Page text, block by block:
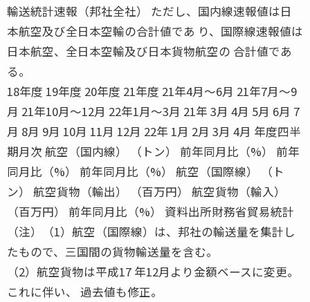
輸送統計速報（邦社全社） ただし、国内線速報値は日
本航空及び全日本空輸の合計値であ り、国際線速報値は
日本航空、全日本空輸及び日本貨物航空の 合計値であ
る。
18年度 19年度 20年度 21年度 21年4月〜6月 21年7月〜9
月 21年10月〜12月 22年1月〜3月 21年 3月 4月 5月 6月 7
月 8月 9月 10月 11月 12月 22年 1月 2月 3月 4月 年度四半
期月次 航空（国内線） （トン） 前年同月比（%） 前年
同月比（%） 前年同月比（%） 航空（国際線） （ト
ン） 航空貨物（輸出） （百万円） 航空貨物（輸入）
（百万円） 前年同月比（%） 資料出所財務省貿易統計
（注）（1）航空（国際線）は、邦社の輸送量を集計し
たもので、三国間の貨物輸送量を含む。
（2）航空貨物は平成17 年12月より金額ベースに変更。
これに伴い、 過去値も修正。